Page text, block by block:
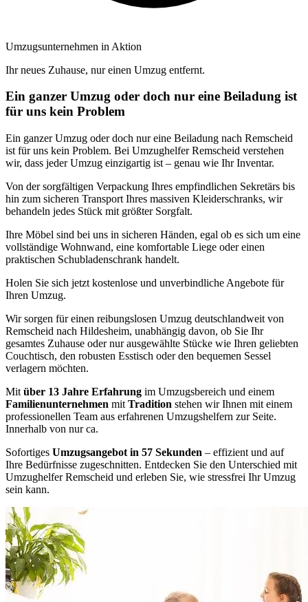
Umzugsunternehmen in Aktion
Ihr neues Zuhause, nur einen Umzug entfernt.
Ein ganzer Umzug oder doch nur eine Beiladung ist
für uns kein Problem
Ein ganzer Umzug oder doch nur eine Beiladung nach Remscheid
ist für uns kein Problem. Bei Umzughelfer Remscheid verstehen
wir, dass jeder Umzug einzigartig ist – genau wie Ihr Inventar.
Von der sorgfältigen Verpackung Ihres empfindlichen Sekretärs bis
hin zum sicheren Transport Ihres massiven Kleiderschranks, wir
behandeln jedes Stück mit größter Sorgfalt.
Ihre Möbel sind bei uns in sicheren Händen, egal ob es sich um eine
vollständige Wohnwand, eine komfortable Liege oder einen
praktischen Schubladenschrank handelt.
Holen Sie sich jetzt kostenlose und unverbindliche Angebote für
Ihren Umzug.
Wir sorgen für einen reibungslosen Umzug deutschlandweit von
Remscheid nach Hildesheim, unabhängig davon, ob Sie Ihr
gesamtes Zuhause oder nur ausgewählte Stücke wie Ihren geliebten
Couchtisch, den robusten Esstisch oder den bequemen Sessel
verlagern möchten.
Mit über 13 Jahre Erfahrung im Umzugsbereich und einem
Familienunternehmen mit Tradition stehen wir Ihnen mit einem
professionellen Team aus erfahrenen Umzugshelfern zur Seite.
Innerhalb von nur ca.
Sofortiges Umzugsangebot in 57 Sekunden – effizient und auf
Ihre Bedürfnisse zugeschnitten. Entdecken Sie den Unterschied mit
Umzughelfer Remscheid und erleben Sie, wie stressfrei Ihr Umzug
sein kann.